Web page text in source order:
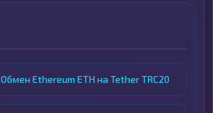
Обмен Ethereum ETH на Tether TRC20